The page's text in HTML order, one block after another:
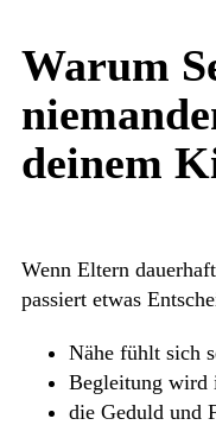
Warum
deinem
Wenn Eltern
passiert etwas
Nähe fühlt sich
Begleitung wird
die Geduld und